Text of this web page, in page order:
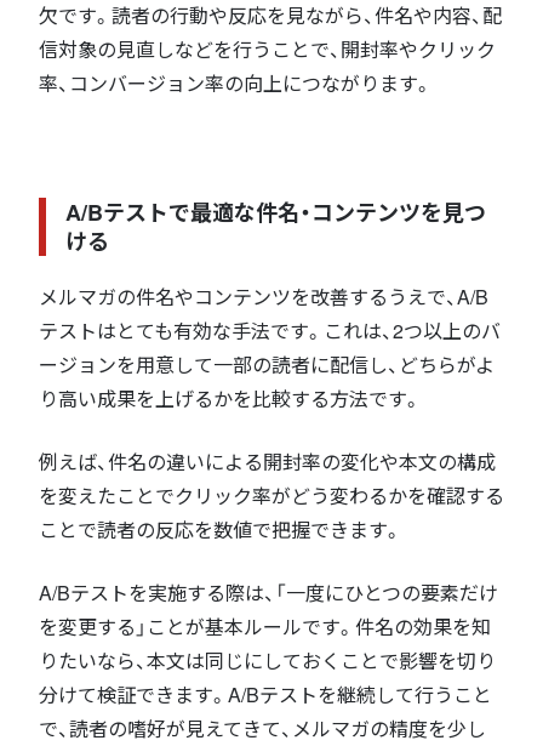
欠です。読者の行動や反応を見ながら、件名や内容、配
信対象の見直しなどを行うことで、開封率やクリック
率、コンバージョン率の向上につながります。
A/Bテストで最適な件名・コンテンツを見つ
ける
メルマガの件名やコンテンツを改善するうえで、A/B
テストはとても有効な手法です。これは、2つ以上のバ
ージョンを用意して一部の読者に配信し、どちらがよ
り高い成果を上げるかを比較する方法です。
例えば、件名の違いによる開封率の変化や本文の構成
を変えたことでクリック率がどう変わるかを確認する
ことで読者の反応を数値で把握できます。
A/Bテストを実施する際は、「一度にひとつの要素だけ
を変更する」ことが基本ルールです。件名の効果を知
りたいなら、本文は同じにしておくことで影響を切り
分けて検証できます。A/Bテストを継続して行うこと
で、読者の嗜好が見えてきて、メルマガの精度を少し